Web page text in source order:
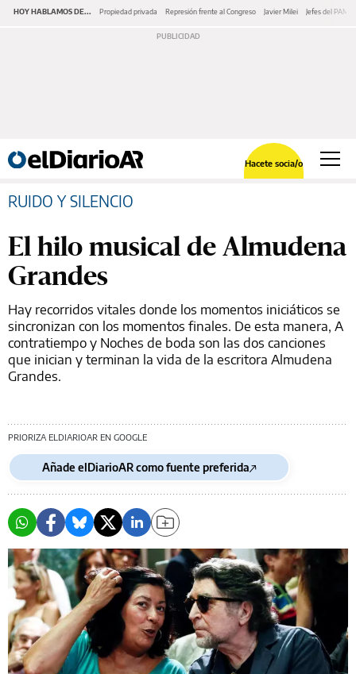
HOY HABLAMOS DE... Propiedad privada Represión frente al Congreso Javier Milei Jefes del PAMI
Hacete socia/o
RUIDO Y SILENCIO
El hilo musical de Almudena
Grandes
Hay recorridos vitales donde los momentos iniciáticos se
sincronizan con los momentos finales. De esta manera, A
contratiempo y Noches de boda son las dos canciones
que inician y terminan la vida de la escritora Almudena
Grandes.
PRIORIZA ELDIARIOAR EN GOOGLE
Añade elDiarioAR como fuente preferida